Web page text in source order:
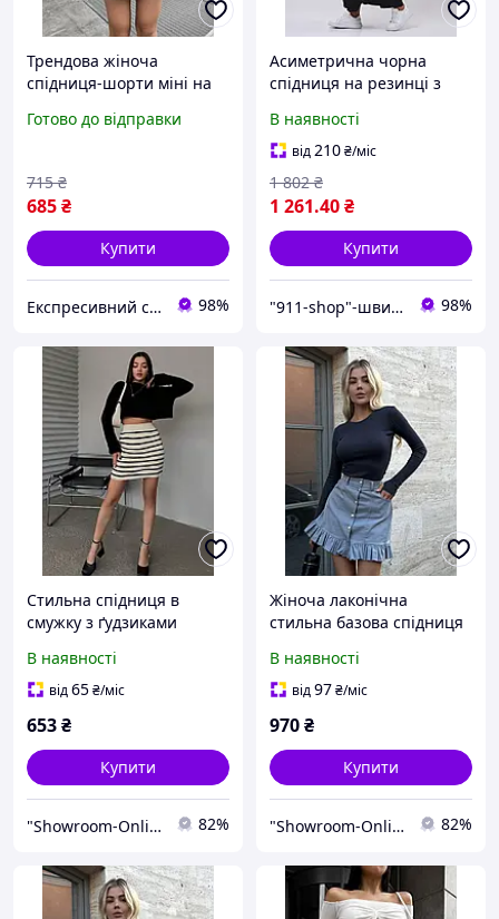
Трендова жіноча
спідниця-шорти міні на
високою талією чорна
Готово до відправки
685₴
715 ₴
Купити
Експресивний стиль 98%
Асиметрична чорна
спідниця на резинці з
ґудзиками та високою
посадкою на талії.
В наявності
від210₴/міс
1 261.40₴
1 802 ₴
Купити
"911-shop"-швидка допомога в купівлі товарів для жінок і чоловіків 98%
Стильна спідниця в
смужку з ґудзиками
стегна та звужує талію
двох кольорів
В наявності
від65₴/міс
653₴
Купити
"Showroom-Online": Тисячі образів — один клік! 82%
Жіноча лаконічна
стильна базова спідниця
сірого кольору 42-44 46-
48
В наявності
від97₴/міс
970₴
Купити
"Showroom-Online": Тисячі образів — один клік! 82%